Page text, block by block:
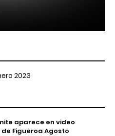
aparece en video
Figueroa Agosto